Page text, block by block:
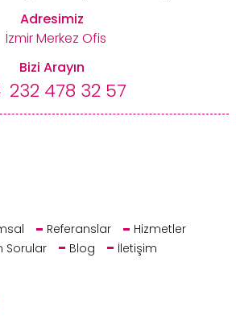
Referanslar
Hizmetler
Sorular Blog İletişim
Adresimiz
İzmir Merkez Ofis
Bizi Arayın
232 478 32 57